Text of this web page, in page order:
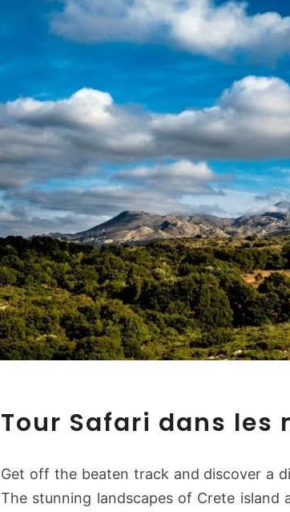
r
Tour Safari dans les
Get off the beaten track and discover a
The stunning landscapes of Crete